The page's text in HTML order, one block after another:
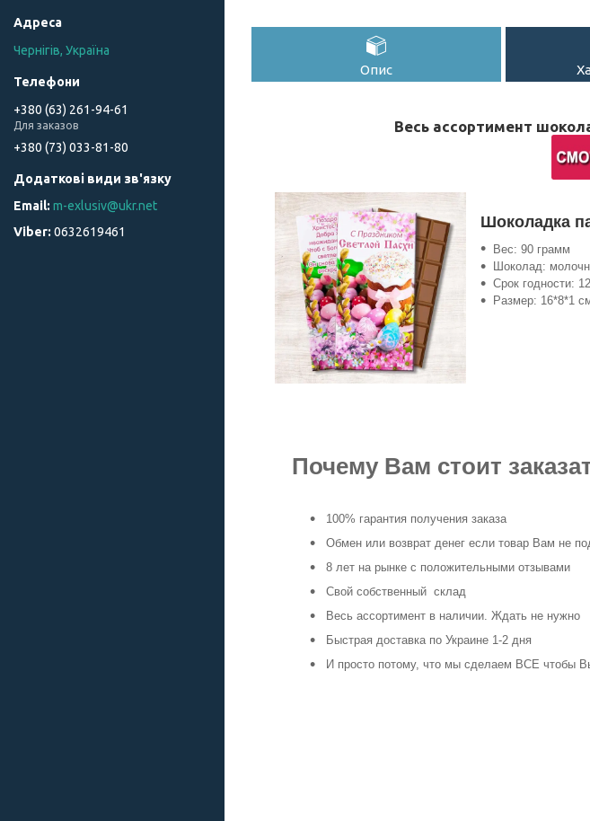
Опис
Весь ассортимент
Шоколадка
Вес: 90 грамм
Шоколад:
Срок годности:
Размер: 16*8*1
Почему Вам стоит
100% гарантия получения заказа
Обмен или возврат денег если товар Вам не
8 лет на рынке с положительными отзывами
Свой собственный склад
Весь ассортимент в наличии. Ждать не нужно
Быстрая доставка по Украине 1-2 дня
И просто потому, что мы сделаем ВСЕ чтобы
Чернігів, Україна
+380 (63) 261-94-61
Для заказов
+380 (73) 033-81-80
m-exlusiv@ukr.net
0632619461